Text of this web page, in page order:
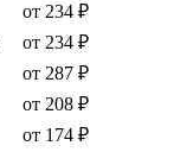
от 234 ₽
от 234 ₽
от 287 ₽
от 208 ₽
от 174 ₽